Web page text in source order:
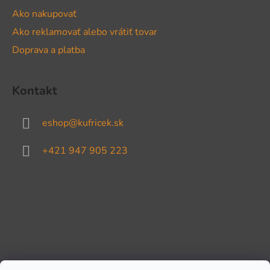
Ako nakupovať
Ako reklamovať alebo vrátiť tovar
Doprava a platba
Kontakt
eshop@kufricek.sk
+421 947 905 223